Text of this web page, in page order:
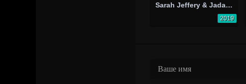
Sarah Jeffery & Jadah Marie: Audrey's Christmas Rewind
2019